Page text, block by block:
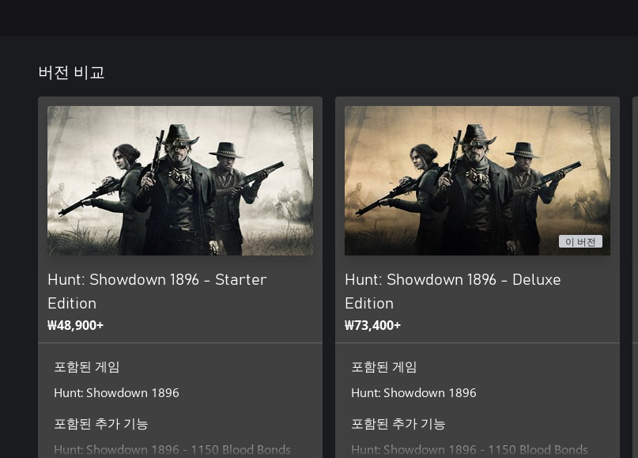
버전 비교
Hunt: Showdown 1896 - Starter
Edition
₩48,900+
포함된 게임
Hunt: Showdown 1896
포함된 추가 기능
Hunt: Showdown 1896 - 1150 Blood Bonds
이 버전
Hunt: Showdown 1896 - Deluxe
Edition
₩73,400+
포함된 게임
Hunt: Showdown 1896
포함된 추가 기능
Hunt: Showdown 1896 - 1150 Blood Bonds